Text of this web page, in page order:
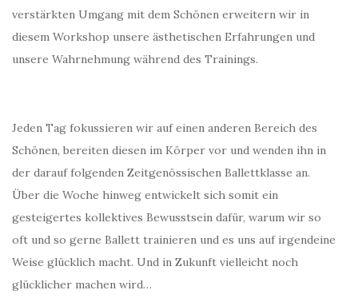
verstärkten Umgang mit dem Schönen erweitern wir in
diesem Workshop unsere ästhetischen Erfahrungen und
unsere Wahrnehmung während des Trainings.
Jeden Tag fokussieren wir auf einen anderen Bereich des
Schönen, bereiten diesen im Körper vor und wenden ihn in
der darauf folgenden Zeitgenössischen Ballettklasse an.
Über die Woche hinweg entwickelt sich somit ein
gesteigertes kollektives Bewusstsein dafür, warum wir so
oft und so gerne Ballett trainieren und es uns auf irgendeine
Weise glücklich macht. Und in Zukunft vielleicht noch
glücklicher machen wird…